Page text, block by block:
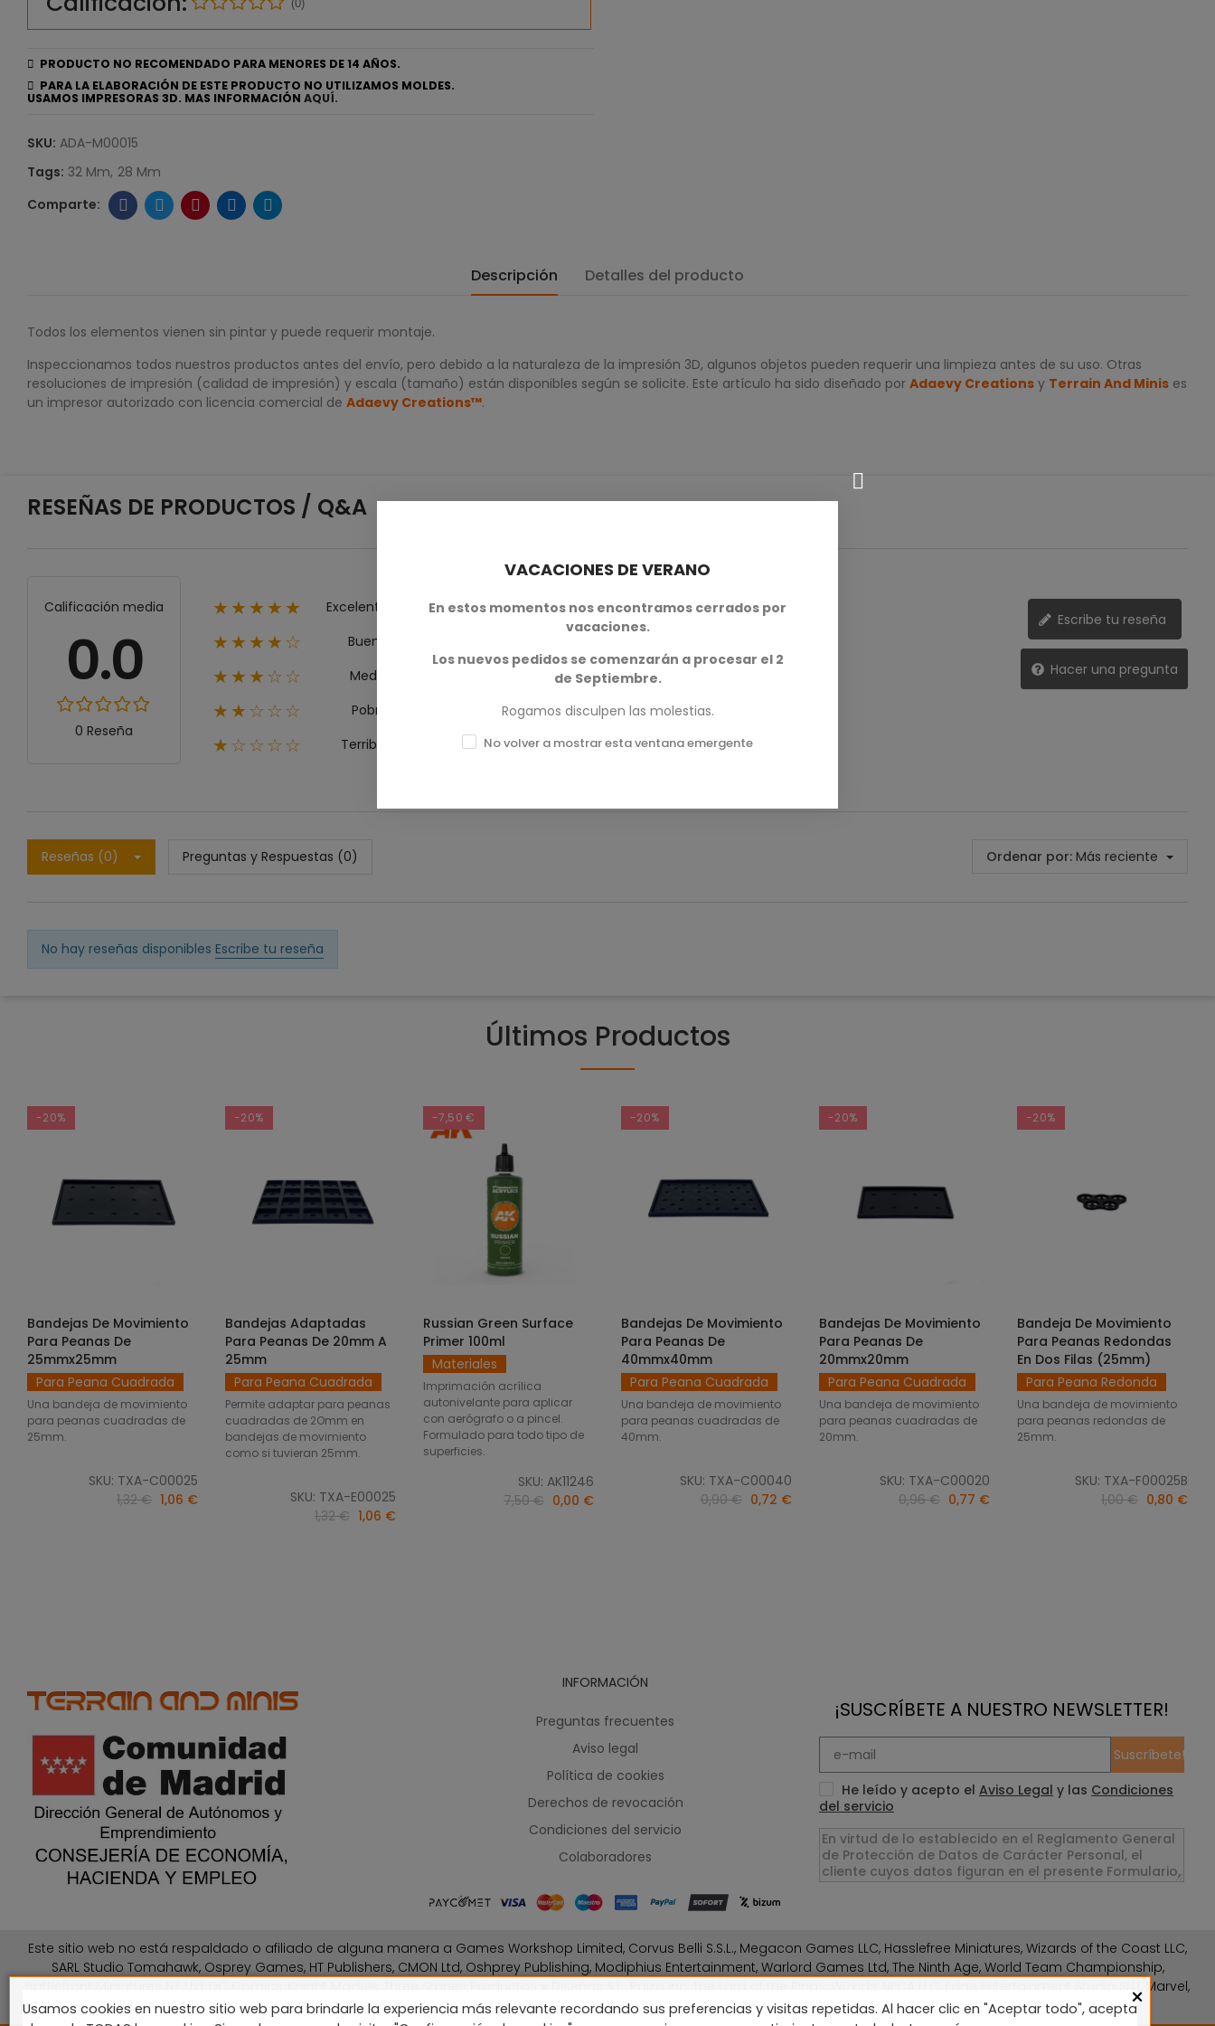
(0)
PRODUCTO NO RECOMENDADO PARA MENORES DE 14 AÑOS.
PARA LA ELABORACIÓN DE ESTE PRODUCTO NO UTILIZAMOS MOLDES.
USAMOS IMPRESORAS 3D. MAS INFORMACIÓN AQUÍ.
SKU: ADA-M00015
Tags: 32 Mm 28 Mm
Descripción Detalles del producto
Todos los elementos vienen sin pintar y puede requerir montaje.
Inspeccionamos todos nuestros productos antes del envío, pero debido a la naturaleza de la impresión 3D, algunos objetos pueden requerir una limpieza antes de su uso. Otras
resoluciones de impresión (calidad de impresión) y escala (tamaño) están disponibles según se solicite. Este artículo ha sido diseñado por Adaevy Creations y Terrain And Minis es
un impresor autorizado con licencia comercial de Adaevy Creations™.
RESEÑAS DE PRODUCTOS / Q&A
Calificación media
0.0
0 Reseña
★★★★★ Excelente 0
★★★★☆ Bueno
★★★☆☆ Medio 0
★★☆☆☆ Pobre 0
★☆☆☆☆ Terrible 0
Escribe tu reseña
Hacer una pregunta
Reseñas (0) Preguntas y Respuestas (0) Ordenar por: Más reciente
No hay reseñas disponibles Escribe tu reseña
Últimos Productos
-20%
SELECCIONAR OPCIONES
Bandejas De Movimiento
Para Peanas De
25mmx25mm
Para Peana Cuadrada
Una bandeja de movimiento
para peanas cuadradas de
25mm.
SKU: TXA-C00025
1,32 € 1,06 €
-20%
SELECCIONAR OPCIONES
Bandejas Adaptadas
Para Peanas De 20mm A
25mm
Para Peana Cuadrada
Permite adaptar para peanas
cuadradas de 2Omm en
bandejas de movimiento
como si tuvieran 25mm.
SKU: TXA-E00025
1,32 € 1,06 €
-7,50 €
AÑADIR AL CARRITO
Russian Green Surface
Primer 100ml
Materiales
Imprimación acrílica
autonivelante para aplicar
con aerógrafo o a pincel.
Formulado para todo tipo de
superficies.
SKU: AK11246
7,50 € 0,00 €
-20%
SELECCIONAR OPCIONES
Bandejas De Movimiento
Para Peanas De
40mmx40mm
Para Peana Cuadrada
Una bandeja de movimiento
para peanas cuadradas de
40mm.
SKU: TXA-C00040
0,90 € 0,72 €
-20%
SELECCIONAR OPCIONES
Bandejas De Movimiento
Para Peanas De
20mmx20mm
Para Peana Cuadrada
Una bandeja de movimiento
para peanas cuadradas de
20mm.
SKU: TXA-C00020
0,96 € 0,77 €
-20%
AÑADIR AL CARRITO
Bandeja De Movimiento
Para Peanas Redondas
En Dos Filas (25mm)
Para Peana Redonda
Una bandeja de movimiento
para peanas redondas de
25mm.
SKU: TXA-F00025B
1,00 € 0,80 €
INFORMACIÓN
Preguntas frecuentes
Aviso legal
Política de cookies
Derechos de revocación
Condiciones del servicio
Colaboradores
¡SUSCRÍBETE A NUESTRO NEWSLETTER!
Suscríbete!
He leído y acepto el Aviso Legal y las Condiciones
del servicio
Este sitio web no está respaldado o afiliado de alguna manera a Games Workshop Limited, Corvus Belli S.S.L., Megacon Games LLC, Hasslefree Miniatures, Wizards of the Coast LLC,
SARL Studio Tomahawk, Osprey Games, HT Publishers, CMON Ltd, Oshprey Publishing, Modiphius Entertainment, Warlord Games Ltd, The Ninth Age, World Team Championship,
Battlefront Miniatures NZ Ltd, DC Comics, Knight Models, Three Stones Productos y Diseños S.L., Paizo Inc, The Lord of the Rings, Wizkids, NECA LLC, Edge Entertainment Studio SLU, Marvel,
Fantasy Flight Games (FFG), Disney, Lucasfilm Ltd.
VACACIONES DE VERANO
En estos momentos nos encontramos cerrados por
vacaciones.
Los nuevos pedidos se comenzarán a procesar el 2
de Septiembre.
Rogamos disculpen las molestias.
No volver a mostrar esta ventana emergente
×
Usamos cookies en nuestro sitio web para brindarle la experiencia más relevante recordando sus preferencias y visitas repetidas. Al hacer clic en "Aceptar todo", acepta